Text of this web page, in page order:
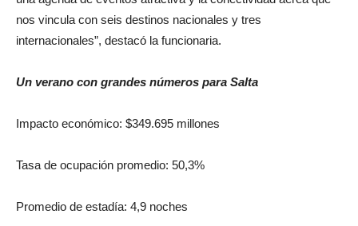
nos vincula con seis destinos nacionales y tres
internacionales”, destacó la funcionaria.
Un verano con grandes números para Salta
Impacto económico: $349.695 millones
Tasa de ocupación promedio: 50,3%
Promedio de estadía: 4,9 noches